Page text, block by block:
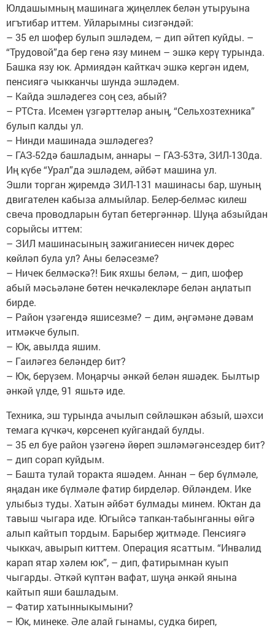
Юлдашымның машинага җиңеллек белән утыруына
игътибар иттем. Уйларымны сизгәндәй:
– 35 ел шофер булып эшләдем, – дип әйтеп куйды. –
“Трудовой”да бер генә язу минем – эшкә керү турында.
Башка язу юк. Армиядән кайткач эшкә кергән идем,
пенсиягә чыкканчы шунда эшләдем.
– Кайда эшләдегез соң сез, абый?
– РТСта. Исемен үзгәрттеләр аның, “Сельхозтехника”
булып калды ул.
– Нинди машинада эшләдегез?
– ГАЗ-52дә башладым, аннары – ГАЗ-53тә, ЗИЛ-130да.
Иң күбе “Урал”да эшләдем, әйбәт машина ул.
Эшли торган җиремдә ЗИЛ-131 машинасы бар, шуның
двигателен кабыза алмыйлар. Белер-белмәс килеш
свеча проводларын бутап бетергәннәр. Шуңа абзыйдан
сорыйсы иттем:
– ЗИЛ машинасының зажиганиесен ничек дөрес
көйләп була ул? Аны беләсезме?
– Ничек белмәскә?! Бик яхшы беләм, – дип, шофер
абый мәсьәләне бөтен нечкәлекләре белән аңлатып
бирде.
– Район үзәгендә яшисезме? – дим, әңгәмәне дәвам
итмәкче булып.
– Юк, авылда яшим.
– Гаиләгез беләндер бит?
– Юк, берүзем. Моңарчы әнкәй белән яшәдек. Былтыр
әнкәй үлде, 91 яшьтә иде.
Техника, эш турында ачылып сөйләшкән абзый, шәхси
темага күчкәч, көрсенеп куйгандай булды.
– 35 ел буе район үзәгенә йөреп эшләмәгәнсездер бит?
– дип сорап куйдым.
– Башта тулай торакта яшәдем. Аннан – бер бүлмәле,
яңадан ике бүлмәле фатир бирделәр. Өйләндем. Ике
улыбыз туды. Хатын әйбәт булмады минем. Юктан да
тавыш чыгара иде. Югыйсә тапкан-табынганны өйгә
алып кайтып тордым. Барыбер җитмәде. Пенсиягә
чыккач, авырып киттем. Операция ясаттым. “Инвалид
карап ятар хәлем юк”, – дип, фатирымнан куып
чыгарды. Әткәй күптән вафат, шуңа әнкәй янына
кайтып яши башладым.
– Фатир хатынныкымыни?
– Юк, минеке. Әле алай гынамы, судка биреп,